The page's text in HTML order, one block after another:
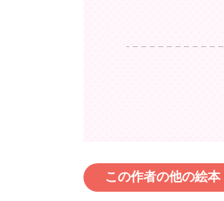
この作者の他の絵本